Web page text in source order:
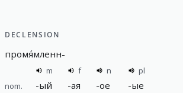
DECLENSION
промя́мленн-
m f n
pl
nom.
-ый -ая -ое -ые